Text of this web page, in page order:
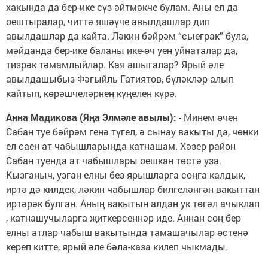
хакында да бер-ике сүз әйтмәкче булам. Аны ел да
оештыралар, читтә яшәүче авылдашлар дип
авылдашлар да кайта. Ләкин бәйрәм “сыеграк” була,
мәйданда бер-ике баланы ике-өч уен уйнаталар да,
тизрәк тәмамлыйлар. Кая ашыгалар? Ярый әле
авылдашыбыз Фәгыйль Гатиятов, бүләкләр алып
кайтып, көрәшчеләрнең күңелен күрә.
Анна Мадикова (Яңа Элмәле авылы): - Минем өчен
Сабан туе бәйрәм генә түгел, ә сынау вакыты да, чөнки
ел саен ат чабышларында катнашам. Хәзер район
Сабан туенда ат чабышлары оешкан төстә уза.
Кызганыч, узган елны без ярышларга соңга калдык,
иртә дә килдек, ләкин чабышлар билгеләнгән вакыттан
иртәрәк булган. Аның вакытын алдан ук төгәл ачыклап
, катнашучыларга җиткерсеннәр иде. Аннан соң бер
елны атлар чабыш вакытында тамашачылар өстенә
кереп китте, ярый әле бәла-каза килеп чыкмады.